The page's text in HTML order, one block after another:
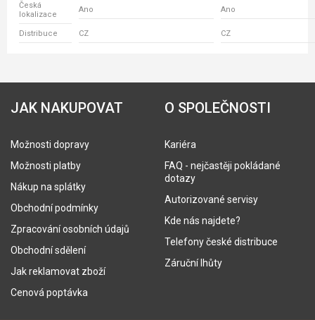
Česká
lokalizace
Ano Ano
Distribuce CZ CZ
JAK NAKUPOVAT
Možnosti dopravy
Možnosti platby
Nákup na splátky
Obchodní podmínky
Zpracování osobních údajů
Obchodní sdělení
Jak reklamovat zboží
Cenová poptávka
O SPOLEČNOSTI
Kariéra
FAQ - nejčastěji pokládané
dotazy
Autorizované servisy
Kde nás najdete?
Telefony české distribuce
Záruční lhůty